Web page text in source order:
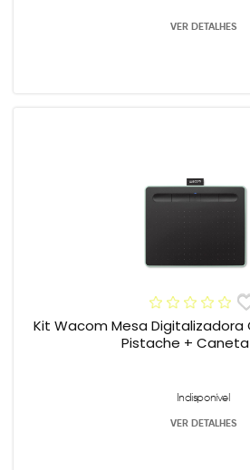
VER DETALHES
Kit Wacom Mesa Digitalizadora
Pistache + Caneta
Indisponível
VER DETALHES